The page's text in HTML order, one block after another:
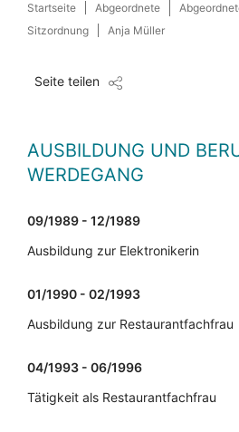
Startseite Abgeordnete
Sitzordnung
Anja Müller
Seite teilen
AUSBILDUNG UND
WERDEGANG
09/1989 - 12/1989
Ausbildung zur Elektronikerin
01/1990 - 02/1993
Ausbildung zur Restaurantfachfrau
04/1993 - 06/1996
Tätigkeit als Restaurantfachfrau